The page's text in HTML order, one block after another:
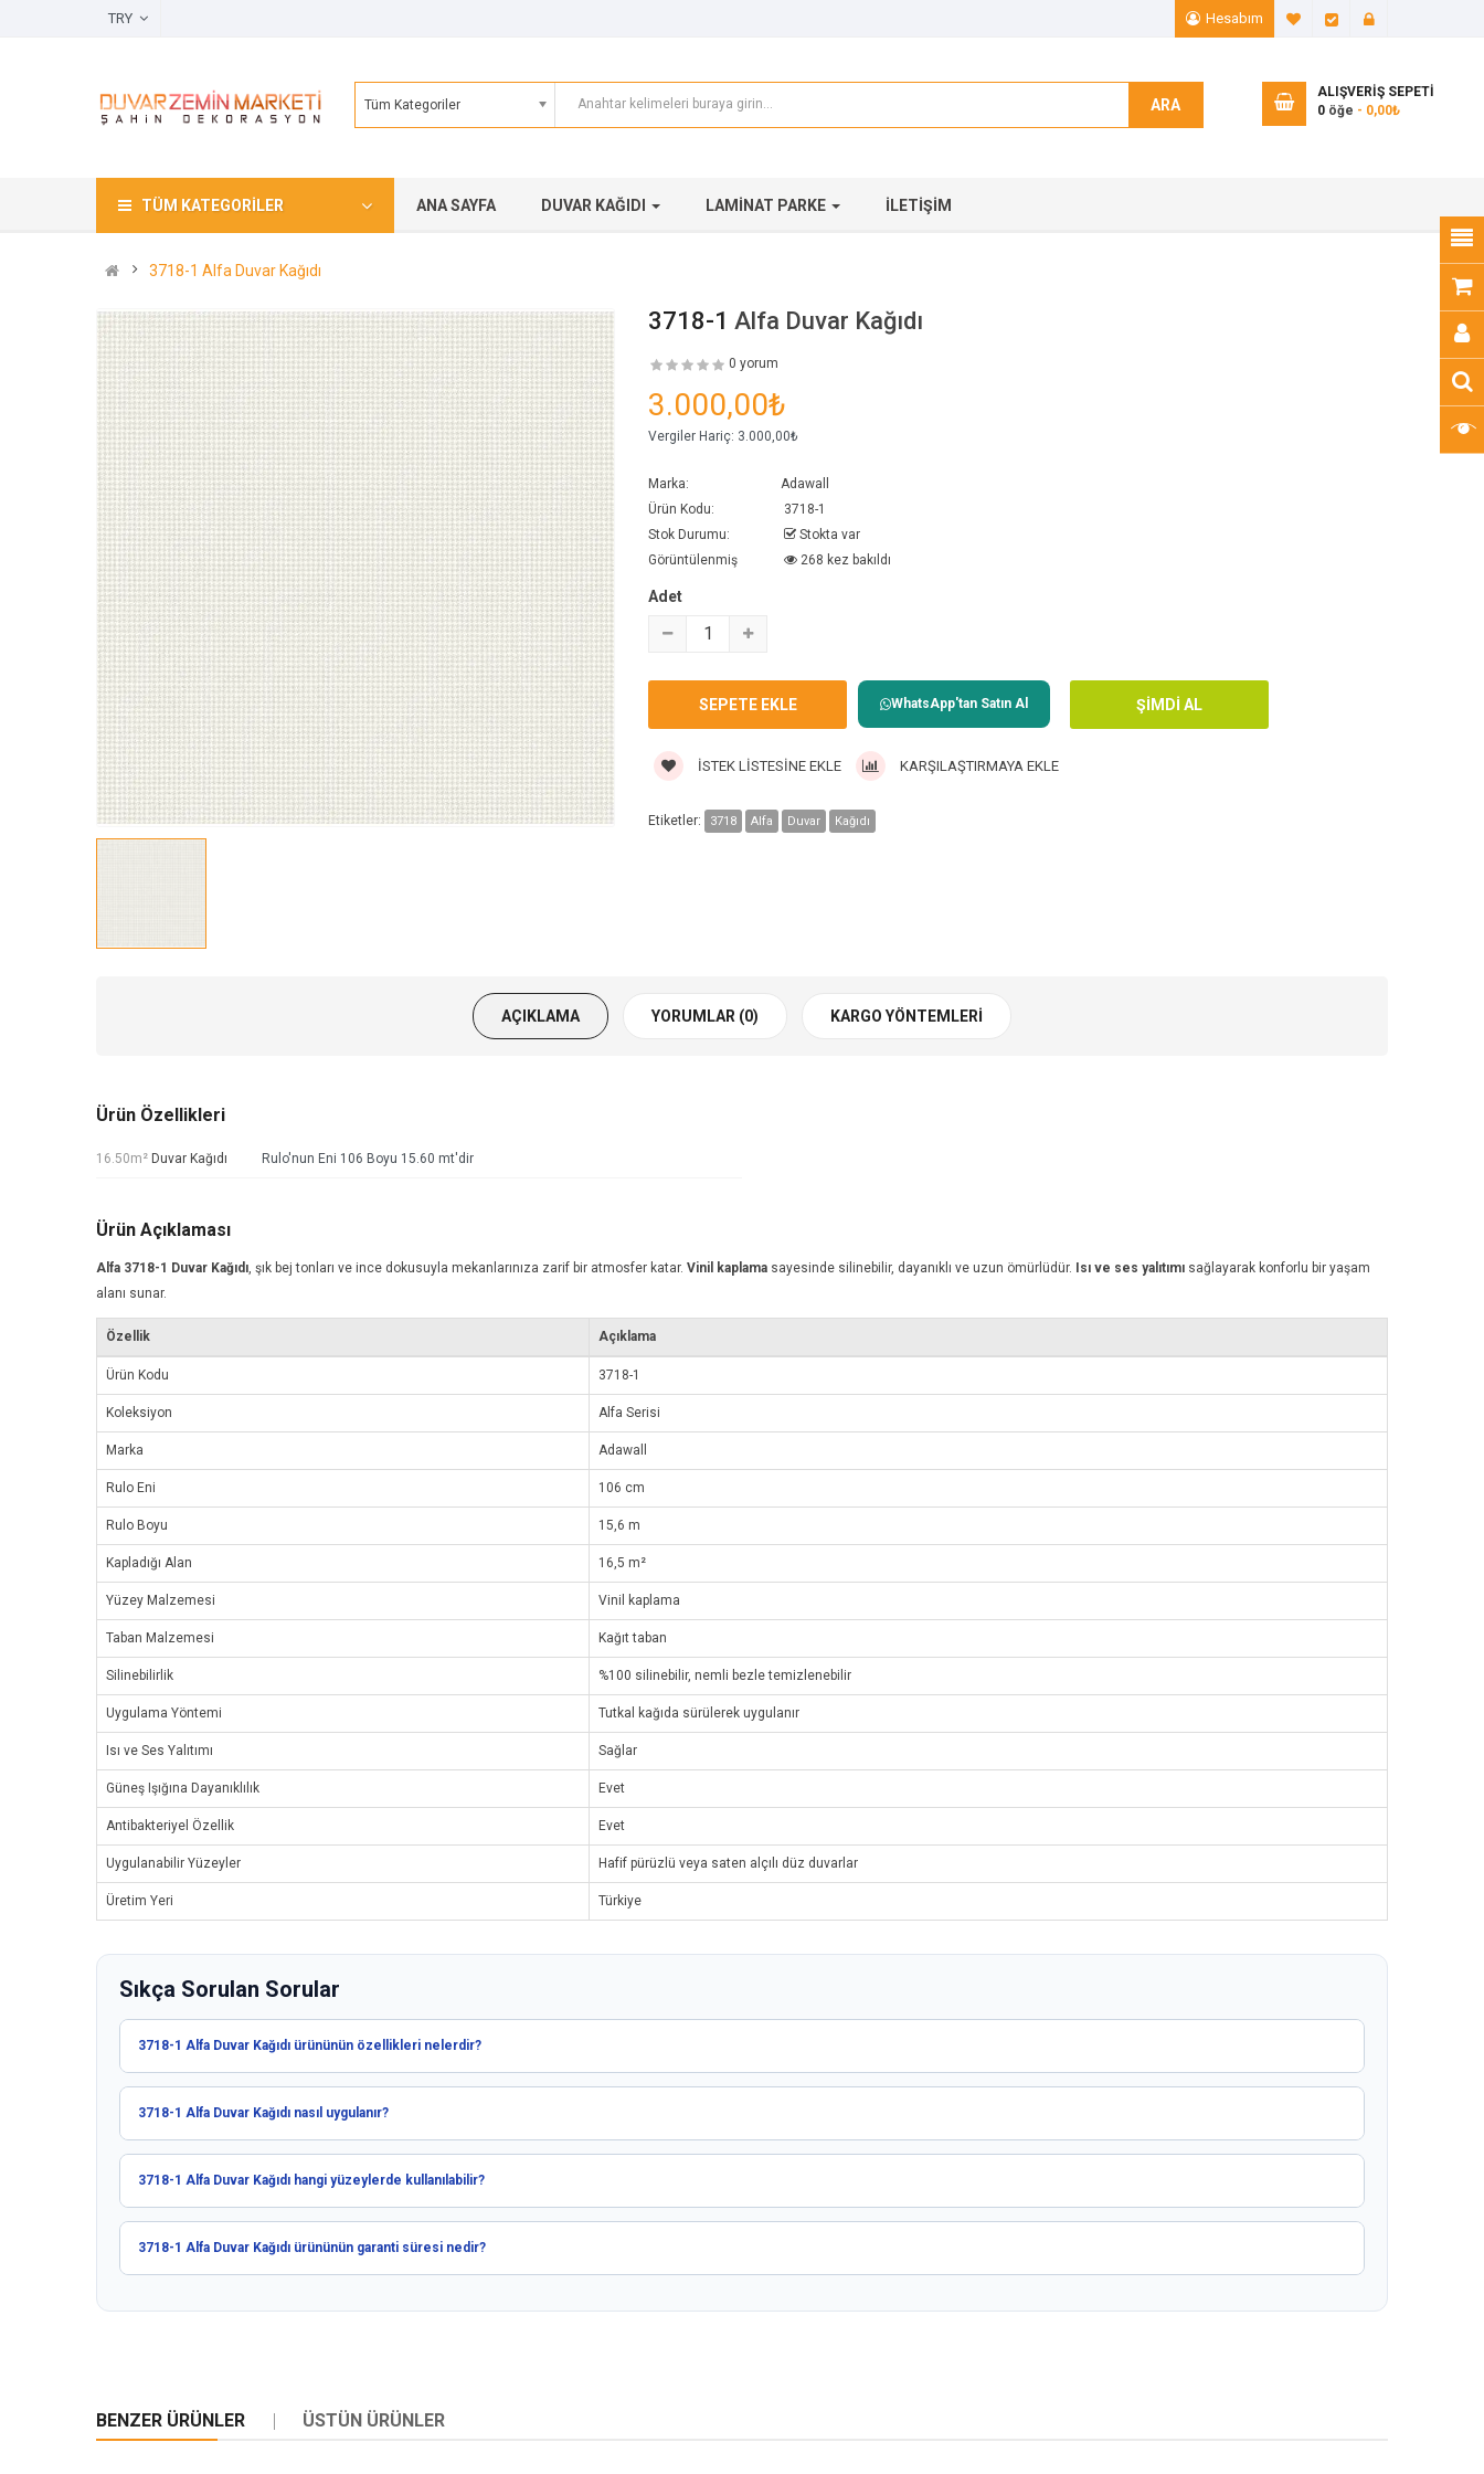
Hesabım A. Listem (0)
Ödeme
Tüm Kategoriler ARA
ALIŞVERIŞ SEPETI
0 öğe - 0,00₺
TÜM KATEGORILER ANA SAYFA DUVAR KAĞIDI LAMINAT PARKE İLETIŞIM
3718-1 Alfa Duvar Kağıdı
3718-1 Alfa Duvar Kağıdı
0 yorum
3.000,00₺
Vergiler Hariç: 3.000,00₺
Marka:
Adawall
Ürün Kodu:
3718-1
Stok Durumu:
Stokta var
Görüntülenmiş
268 kez bakıldı
Adet
WhatsApp'tan Satın Al
İSTEK LISTESINE EKLE KARŞILAŞTIRMAYA EKLE
Etiketler: 3718 Alfa Duvar Kağıdı
AÇIKLAMA YORUMLAR (0) KARGO YÖNTEMLERI
Ürün Özellikleri
16.50m² Duvar Kağıdı Rulo'nun Eni 106 Boyu 15.60 mt'dir
Ürün Açıklaması
Alfa 3718-1 Duvar Kağıdı, şık bej tonları ve ince dokusuyla mekanlarınıza zarif bir atmosfer katar. Vinil kaplama sayesinde silinebilir, dayanıklı ve uzun ömürlüdür. Isı ve ses yalıtımı sağlayarak konforlu bir yaşam
alanı sunar.
Özellik Açıklama
Ürün Kodu 3718-1
Koleksiyon Alfa Serisi
Marka Adawall
Rulo Eni 106 cm
Rulo Boyu 15,6 m
Kapladığı Alan 16,5 m²
Yüzey Malzemesi Vinil kaplama
Taban Malzemesi Kağıt taban
Silinebilirlik %100 silinebilir, nemli bezle temizlenebilir
Uygulama Yöntemi Tutkal kağıda sürülerek uygulanır
Isı ve Ses Yalıtımı Sağlar
Güneş Işığına Dayanıklılık Evet
Antibakteriyel Özellik Evet
Uygulanabilir Yüzeyler Hafif pürüzlü veya saten alçılı düz duvarlar
Üretim Yeri Türkiye
Sıkça Sorulan Sorular
3718-1 Alfa Duvar Kağıdı ürününün özellikleri nelerdir?
3718-1 Alfa Duvar Kağıdı nasıl uygulanır?
3718-1 Alfa Duvar Kağıdı hangi yüzeylerde kullanılabilir?
3718-1 Alfa Duvar Kağıdı ürününün garanti süresi nedir?
BENZER ÜRÜNLER ÜSTÜN ÜRÜNLER